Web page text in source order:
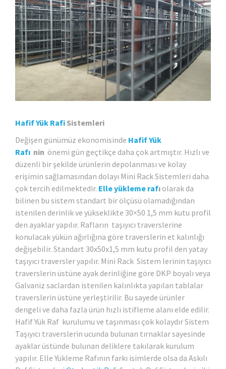
Hafif Yük Rafi Sistemleri
Değişen günümüz ekonomisinde Hafif Yük
Rafı nin önemi gün geçtikçe daha çok artmıştır. Hızlı ve
düzenli bir şekilde ürünlerin depolanması ve kolay
erişimin sağlamasından dolayı Mini Rack Sistemleri daha
çok tercih edilmektedir. Elle yükleme rafı olarak da
bilinen bu sistem standart bir ölçüsü olamadığından
istenilen derinlik ve yükseklikte 30×50 1,5 mm kutu profil
den ayaklar yapılır. Rafların taşıyıcı traverslerine
konulacak yükün ağırlığına göre traverslerin et kalınlığı
değişebilir. Standart 30x50x1,5 mm kutu profil den yatay
taşıyıcı traversler yapılır. Mini Rack Sistem lerinin taşıyıcı
traverslerin üstüne ayak derinliğine göre DKP boyalı veya
Galvaniz saclardan istenilen kalınlıkta yapılan tablalar
traverslerin üstüne yerleştirilir. Bu sayede ürünler
dengeli ve daha fazla ürün hızlı istifleme alanı elde edilir.
Hafif Yük Raf kurulumu ve taşınması çok kolaydır Sistem
Taşıyıcı traverslerin ucunda bulunan tırnaklar sayesinde
ayaklar üstünde bulunan deliklere takılarak kurulum
yapılır. Elle Yükleme Rafının farkı isimlerde olsa da Askılı